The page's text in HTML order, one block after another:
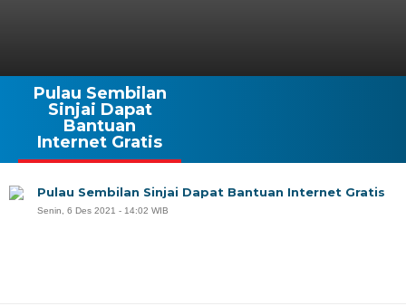
Pulau Sembilan
Sinjai Dapat
Bantuan
Internet Gratis
Pulau Sembilan Sinjai Dapat Bantuan Internet Gratis
Senin, 6 Des 2021 - 14:02 WIB